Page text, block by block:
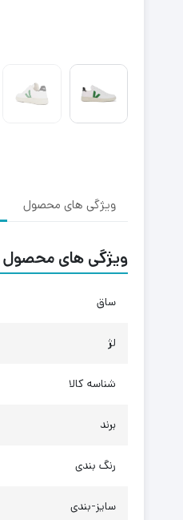
ویژگی های محصول
ویژگی های محصول
ساق
لژ
شناسه کالا
برند
رنگ بندی
سایز-بندی